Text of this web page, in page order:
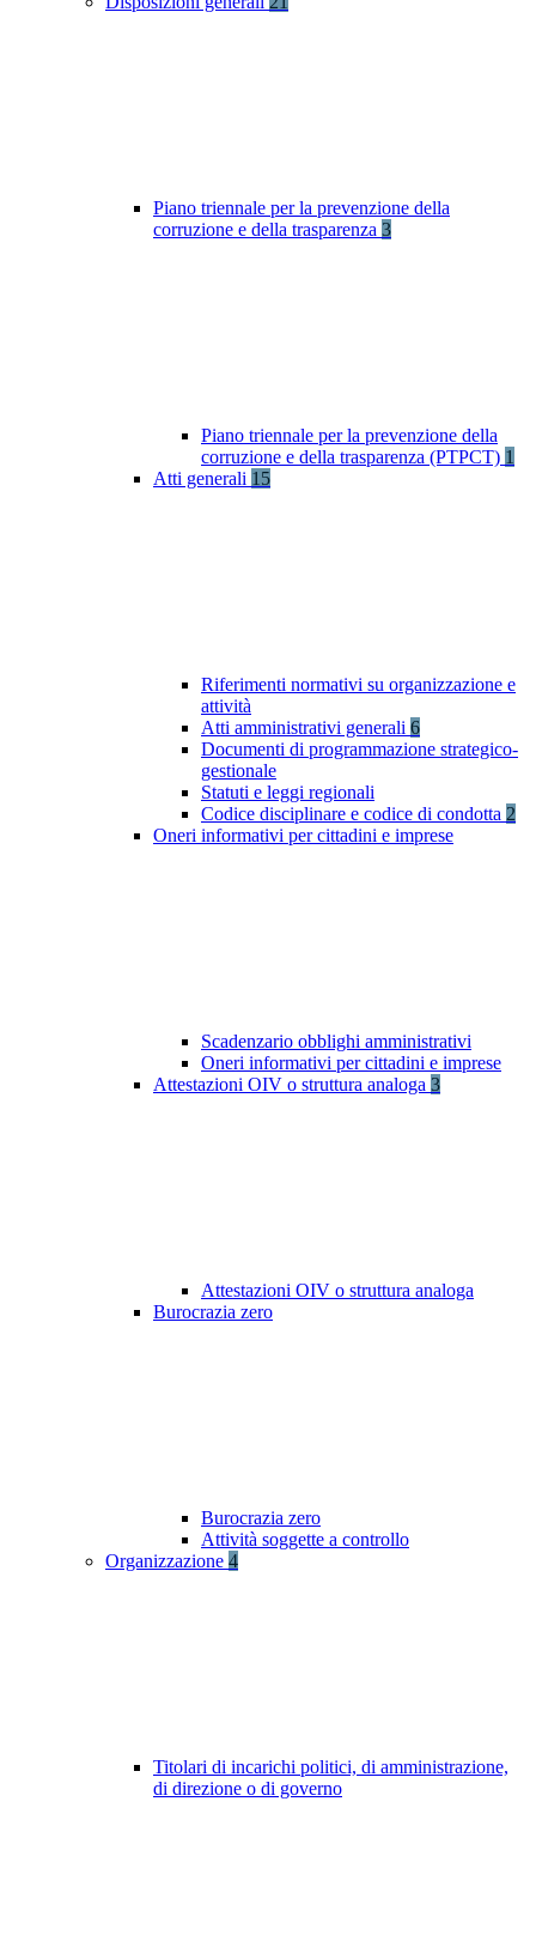
Piano triennale per la prevenzione della
corruzione e della trasparenza 3
Piano triennale per la prevenzione della
corruzione e della trasparenza (PTPCT) 1
Atti generali 15
Riferimenti normativi su organizzazione e
attività
Atti amministrativi generali 6
Documenti di programmazione strategico-
gestionale
Statuti e leggi regionali
Codice disciplinare e codice di condotta 2
Oneri informativi per cittadini e imprese
Scadenzario obblighi amministrativi
Oneri informativi per cittadini e imprese
Attestazioni OIV o struttura analoga 3
Attestazioni OIV o struttura analoga
Burocrazia zero
Burocrazia zero
Attività soggette a controllo
Organizzazione 4
Titolari di incarichi politici, di amministrazione,
di direzione o di governo